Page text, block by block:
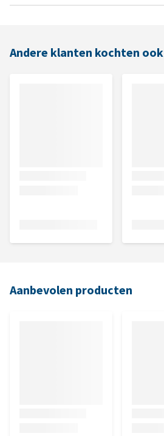
Andere klanten kochten ook
Aanbevolen producten